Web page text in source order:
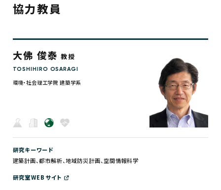
協力教員
大佛 俊泰教授
TOSHIHIRO OSARAGI
環境・社会理工学院 建築学系
研究キーワード
建築計画、都市解析、地域防災計画、空間情報科学
研究室WEBサイト